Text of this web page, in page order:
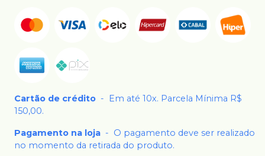
Cartão de crédito -
Em até 10x. Parcela Mínima R$
150,00.
Pagamento na loja - O pagamento deve ser realizado
no momento da retirada do produto.